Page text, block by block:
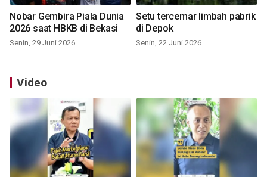
Nobar Gembira Piala Dunia
2026 saat HBKB di Bekasi
Senin, 29 Juni 2026
Setu tercemar limbah pabrik
di Depok
Senin, 22 Juni 2026
Video